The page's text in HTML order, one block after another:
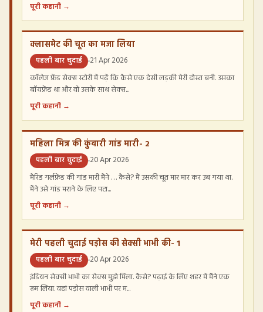
पूरी कहानी →
क्लासमेट की चूत का मजा लिया
पहली बार चुदाई 21 Apr 2026
कॉलेज फ्रेंड सेक्स स्टोरी में पढ़ें कि कैसे एक देसी लड़की मेरी दोस्त बनी. उसका
बॉयफ्रेंड था और वो उसके साथ सेक्स...
पूरी कहानी →
महिला मित्र की कुंवारी गांड मारी- 2
पहली बार चुदाई 20 Apr 2026
मैरिड गर्लफ्रेंड की गांड मारी मैंने … कैसे? मैं उसकी चूत मार मार कर उब गया था.
मैंने उसे गांड मराने के लिए पटा...
पूरी कहानी →
मेरी पहली चुदाई पड़ोस की सेक्सी भाभी की- 1
पहली बार चुदाई 20 Apr 2026
इंडियन सेक्सी भाभी का सेक्स मुझे मिला. कैसे? पढ़ाई के लिए शहर में मैंने एक
रूम लिया. वहां पड़ोस वाली भाभी पर म...
पूरी कहानी →